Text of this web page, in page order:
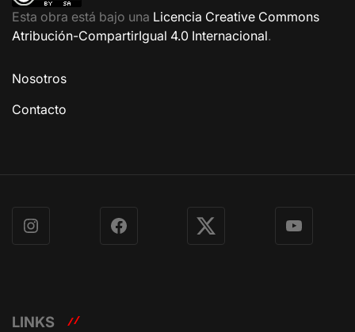
Esta obra está bajo una Licencia Creative Commons
Atribución-CompartirIgual 4.0 Internacional.
Nosotros
Contacto
Instagram Facebook X YouTube
LINKS